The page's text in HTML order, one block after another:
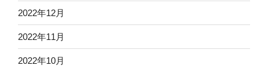
2022年12月
2022年11月
2022年10月